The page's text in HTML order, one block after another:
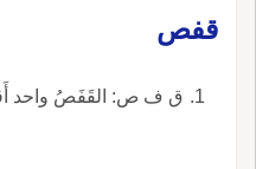
قفص
ق ف ص: القَفَصُ واحد